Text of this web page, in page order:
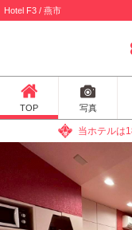
Hotel F3 / 燕市
TOP 写真
当ホテルは